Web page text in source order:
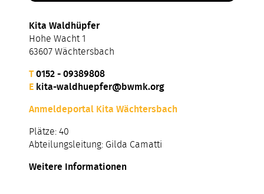
Kita Waldhüpfer
Hohe Wacht 1
63607 Wächtersbach
T0152 - 09389808
E kita-waldhuepfer@bwmk.org
Anmeldeportal Kita Wächtersbach
Plätze: 40
Abteilungsleitung: Gilda Camatti
Weitere Informationen